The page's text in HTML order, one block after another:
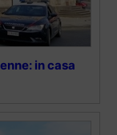
in casa